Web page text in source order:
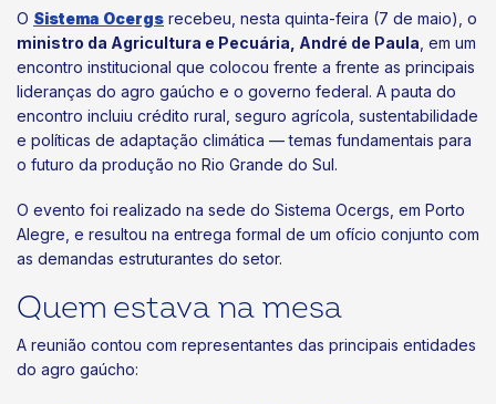
O Sistema Ocergs recebeu, nesta quinta-feira (7 de maio), o
ministro da Agricultura e Pecuária, André de Paula , em um
encontro institucional que colocou frente a frente as principais
lideranças do agro gaúcho e o governo federal. A pauta do
encontro incluiu crédito rural, seguro agrícola, sustentabilidade
e políticas de adaptação climática — temas fundamentais para
o futuro da produção no Rio Grande do Sul.
O evento foi realizado na sede do Sistema Ocergs, em Porto
Alegre, e resultou na entrega formal de um ofício conjunto com
as demandas estruturantes do setor.
Quem estava na mesa
A reunião contou com representantes das principais entidades
do agro gaúcho: